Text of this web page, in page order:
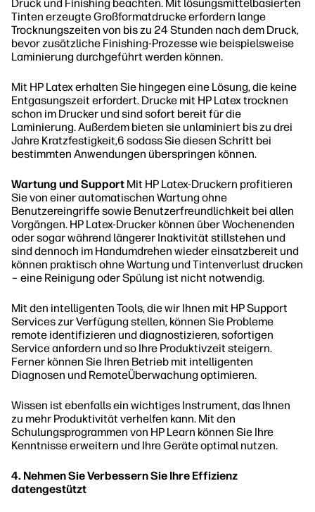
Druck und Finishing beachten. Mit lösungsmittelbasierten
Tinten erzeugte Großformatdrucke erfordern lange
Trocknungszeiten von bis zu 24 Stunden nach dem Druck,
bevor zusätzliche Finishing-Prozesse wie beispielsweise
Laminierung durchgeführt werden können.
Mit HP Latex erhalten Sie hingegen eine Lösung, die keine
Entgasungszeit erfordert. Drucke mit HP Latex trocknen
schon im Drucker und sind sofort bereit für die
Laminierung. Außerdem bieten sie unlaminiert bis zu drei
Jahre Kratzfestigkeit,6 sodass Sie diesen Schritt bei
bestimmten Anwendungen überspringen können.
Wartung und Support Mit HP Latex-Druckern profitieren
Sie von einer automatischen Wartung ohne
Benutzereingriffe sowie Benutzerfreundlichkeit bei allen
Vorgängen. HP Latex-Drucker können über Wochenenden
oder sogar während längerer Inaktivität stillstehen und
sind dennoch im Handumdrehen wieder einsatzbereit und
können praktisch ohne Wartung und Tintenverlust drucken
– eine Reinigung oder Spülung ist nicht notwendig.
Mit den intelligenten Tools, die wir Ihnen mit HP Support
Services zur Verfügung stellen, können Sie Probleme
remote identifizieren und diagnostizieren, sofortigen
Service anfordern und so Ihre Produktivzeit steigern.
Ferner können Sie Ihren Betrieb mit intelligenten
Diagnosen und RemoteÜberwachung optimieren.
Wissen ist ebenfalls ein wichtiges Instrument, das Ihnen
zu mehr Produktivität verhelfen kann. Mit den
Schulungsprogrammen von HP Learn können Sie Ihre
Kenntnisse erweitern und Ihre Geräte optimal nutzen.
4. Nehmen Sie Verbessern Sie Ihre Effizienz
datengestützt